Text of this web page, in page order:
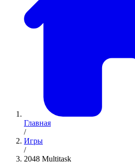
Главная
/
Игры
/
2048 Multitask